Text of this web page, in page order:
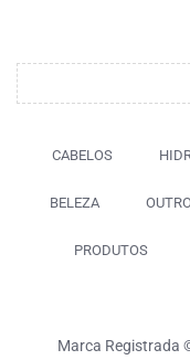
CABELOS
BELEZA
PRODUTOS
Marca Registrada